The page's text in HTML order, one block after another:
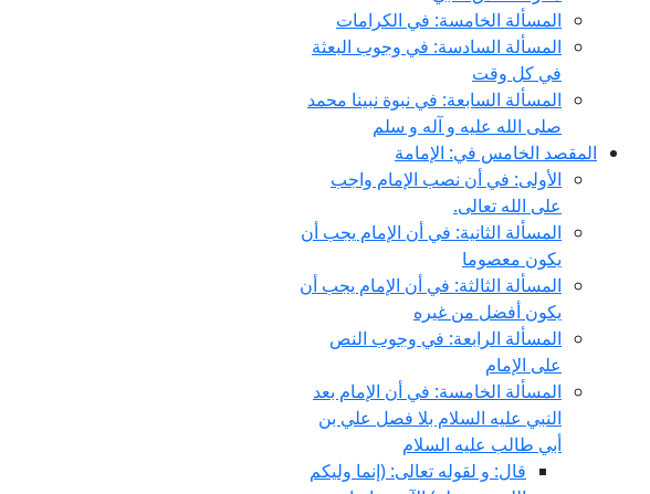
المسألة الخامسة: في الكرامات
المسألة السادسة: في وجوب البعثة
في كل وقت
المسألة السابعة: في نبوة نبينا محمد
صلى الله عليه و آله و سلم
المقصد الخامس في: الإمامة
الأولى: في أن نصب الإمام واجب
على الله تعالى.
المسألة الثانية: في أن الإمام يجب أن
يكون معصوما
المسألة الثالثة: في أن الإمام يجب أن
يكون أفضل من غيره
المسألة الرابعة: في وجوب النص
على الإمام
المسألة الخامسة: في أن الإمام بعد
النبي عليه السلام بلا فصل علي بن
أبي طالب عليه السلام
قال: و لقوله تعالى: (إنما وليكم